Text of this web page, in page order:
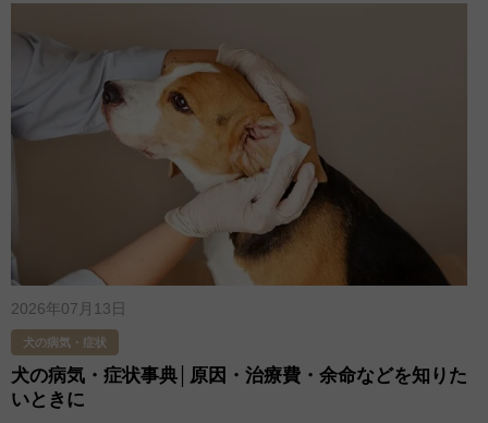
2026年07月13日
犬の病気・症状
犬の病気・症状事典│原因・治療費・余命などを知りた
いときに